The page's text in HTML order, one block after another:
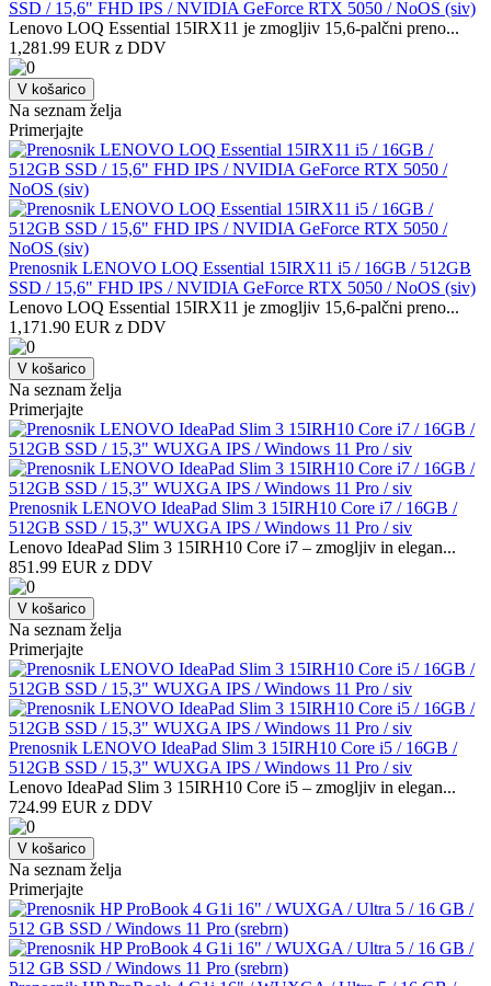
SSD / 15,6" FHD IPS / NVIDIA GeForce RTX 5050 / NoOS (siv)
Lenovo LOQ Essential 15IRX11 je zmogljiv 15,6-palčni preno...
1,281.99 EUR z DDV
V košarico
Na seznam želja
Primerjajte
Prenosnik LENOVO LOQ Essential 15IRX11 i5 / 16GB / 512GB
SSD / 15,6" FHD IPS / NVIDIA GeForce RTX 5050 / NoOS (siv)
Lenovo LOQ Essential 15IRX11 je zmogljiv 15,6-palčni preno...
1,171.90 EUR z DDV
V košarico
Na seznam želja
Primerjajte
Prenosnik LENOVO IdeaPad Slim 3 15IRH10 Core i7 / 16GB /
512GB SSD / 15,3" WUXGA IPS / Windows 11 Pro / siv
Lenovo IdeaPad Slim 3 15IRH10 Core i7 – zmogljiv in elegan...
851.99 EUR z DDV
V košarico
Na seznam želja
Primerjajte
Prenosnik LENOVO IdeaPad Slim 3 15IRH10 Core i5 / 16GB /
512GB SSD / 15,3" WUXGA IPS / Windows 11 Pro / siv
Lenovo IdeaPad Slim 3 15IRH10 Core i5 – zmogljiv in elegan...
724.99 EUR z DDV
V košarico
Na seznam želja
Primerjajte